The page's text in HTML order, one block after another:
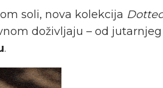
soli, nova kolekcija
doživljaju – od
.